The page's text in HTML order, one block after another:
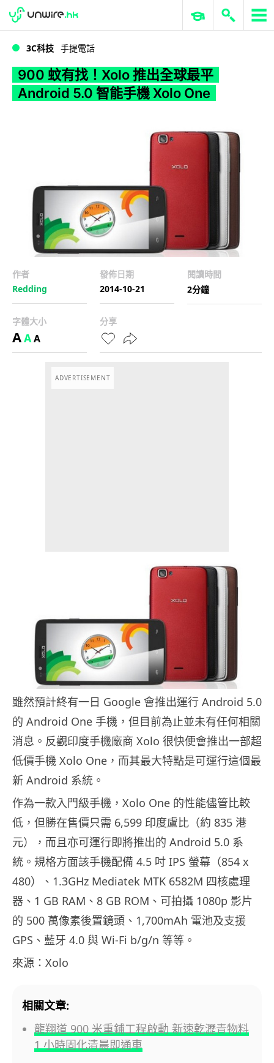
WWDC 2026 ERP 與商業 AI
3C科技 手提電話
900 蚊有找！Xolo 推出全球最平
Android 5.0 智能手機 Xolo One
作者
Redding
發佈日期
2014-10-21
閱讀時間
2分鐘
字體大小
AAA
分享
ADVERTISEMENT
雖然預計終有一日 Google 會推出運行 Android 5.0
的 Android One 手機，但目前為止並未有任何相關
消息。反觀印度手機廠商 Xolo 很快便會推出一部超
低價手機 Xolo One，而其最大特點是可運行這個最
新 Android 系統。
作為一款入門級手機，Xolo One 的性能儘管比較
低，但勝在售價只需 6,599 印度盧比（約 835 港
元），而且亦可運行即將推出的 Android 5.0 系
統。規格方面該手機配備 4.5 吋 IPS 螢幕（854 x
480）、1.3GHz Mediatek MTK 6582M 四核處理
器、1 GB RAM、8 GB ROM、可拍攝 1080p 影片
的 500 萬像素後置鏡頭、1,700mAh 電池及支援
GPS、藍牙 4.0 與 Wi-Fi b/g/n 等等。
來源：Xolo
相關文章:
龍翔道 900 米重鋪工程啟動 新速乾瀝青物料
1 小時固化清晨即通車